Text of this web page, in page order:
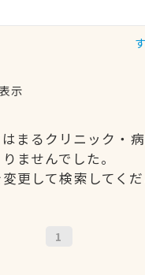
示
まるクリニック・
りませんでした。
更して検索してくだ
1